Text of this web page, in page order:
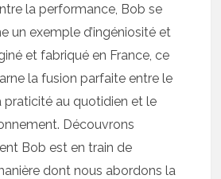
la performance, Bob se
un exemple d’ingéniosité et
et fabriqué en France, ce
la fusion parfaite entre le
praticité au quotidien et le
Découvrons
Bob est en train de
dont nous abordons la